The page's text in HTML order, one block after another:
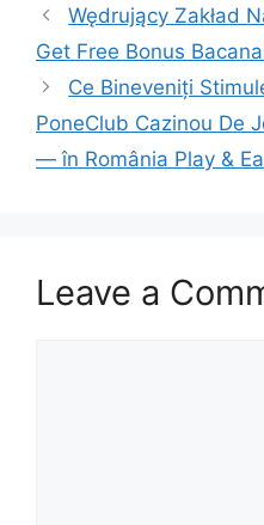
Wędrujący Zakład
Get Free Bonus
Ce Bineveniți
PoneClub Cazinou De
— în România Play &
Leave a